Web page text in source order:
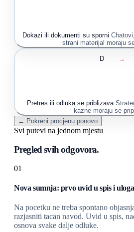
Dokazi ili dokumenti su sporni
strani materijal moraju
D →
Pretres ili odluka se priblizava
kazne moraju se
← Pokreni procjenu ponovo
Svi putevi na jednom mjestu
Pregled svih odgovora.
01
Nova sumnja: prvo uvid u spis i
Na pocetku ne treba spontano
razjasniti tacan navod. Uvid u spis,
osnova svake dalje odluke.